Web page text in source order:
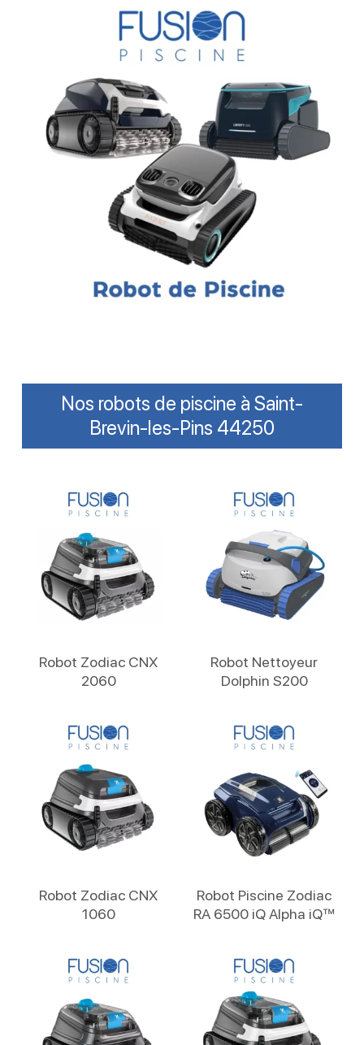
Nos robots de piscine à Saint-
Brevin-les-Pins 44250
Robot Zodiac CNX
2060
Robot Nettoyeur
Dolphin S200
Robot Zodiac CNX
1060
Robot Piscine Zodiac
RA 6500 iQ Alpha iQ™